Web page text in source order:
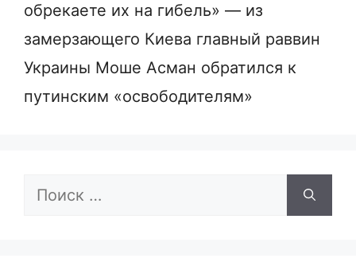
обрекаете их на гибель» — из
замерзающего Киева главный раввин
Украины Моше Асман обратился к
путинским «освободителям»
Поиск: